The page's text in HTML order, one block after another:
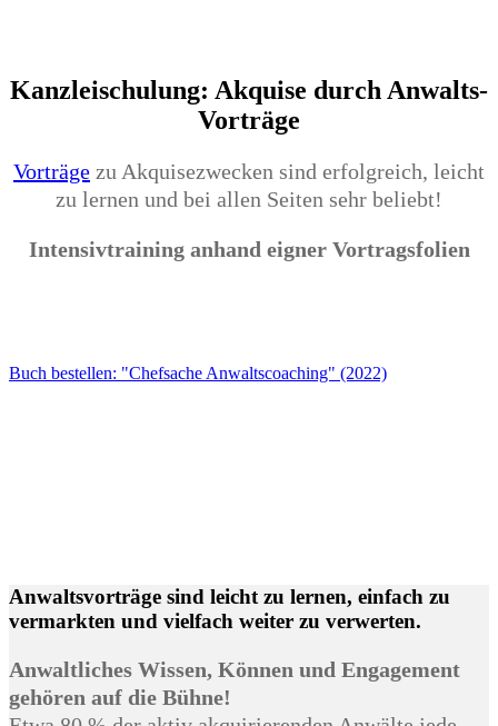
Kanzleischulung: Akquise durch Anwalts-
Vorträge
Vorträge zu Akquisezwecken sind erfolgreich, leicht
zu lernen und bei allen Seiten sehr beliebt!
Intensivtraining anhand eigner Vortragsfolien
Buch bestellen: "Chefsache Anwaltscoaching" (2022)
Anwaltsvorträge sind leicht zu lernen, einfach zu
vermarkten und vielfach weiter zu verwerten.
Anwaltliches Wissen, Können und Engagement
gehören auf die Bühne!